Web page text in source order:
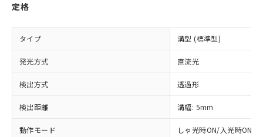
定格
タイプ 溝型 (標準型)
発光方式 直流光
検出方式 透過形
検出距離 溝幅: 5mm
動作モード しゃ光時ON/入光時ON(2